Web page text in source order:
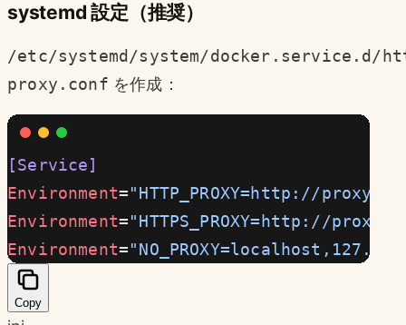
systemd 設定（推奨）
/etc/systemd/system/docker.service.d/
proxy.conf を作成：
[Service]
Environment="HTTP_PROXY=http://
Environment="HTTPS_PROXY=http://
Environment=
Copy